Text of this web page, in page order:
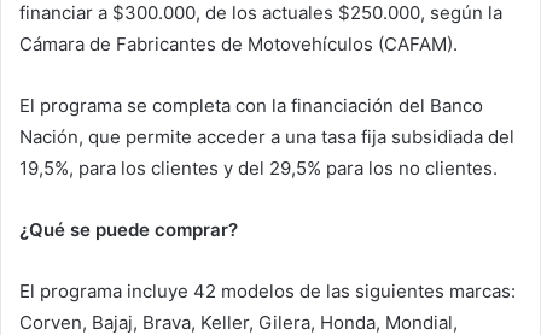
financiar a $300.000, de los actuales $250.000, según la
Cámara de Fabricantes de Motovehículos (CAFAM).
El programa se completa con la financiación del Banco
Nación, que permite acceder a una tasa fija subsidiada del
19,5%, para los clientes y del 29,5% para los no clientes.
¿Qué se puede comprar?
El programa incluye 42 modelos de las siguientes marcas:
Corven, Bajaj, Brava, Keller, Gilera, Honda, Mondial,